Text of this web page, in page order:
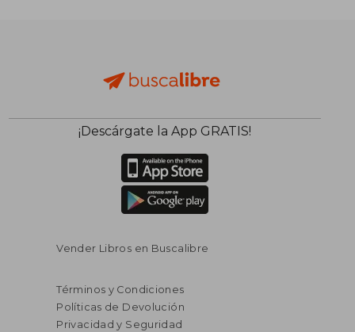
¡Descárgate la App GRATIS!
Vender Libros en Buscalibre
Términos y Condiciones
Políticas de Devolución
Privacidad y Seguridad